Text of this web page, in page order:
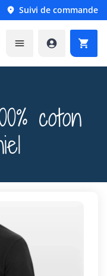
 Suivi de commande
  
coton